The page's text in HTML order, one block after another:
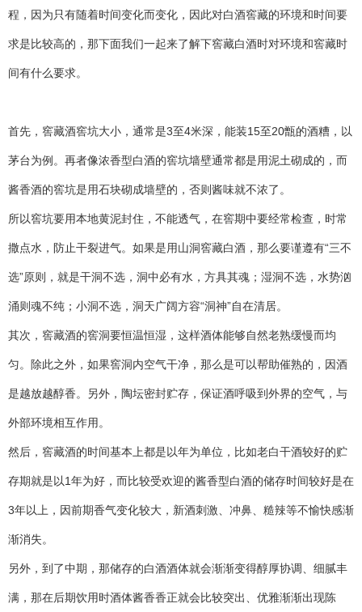
程，因为只有随着时间变化而变化，因此对白酒窖藏的环境和时间要
求是比较高的，那下面我们一起来了解下窖藏白酒时对环境和窖藏时
间有什么要求。
首先，窖藏酒窖坑大小，通常是3至4米深，能装15至20甑的酒糟，以
茅台为例。再者像浓香型白酒的窖坑墙壁通常都是用泥土砌成的，而
酱香酒的窖坑是用石块砌成墙壁的，否则酱味就不浓了。
所以窖坑要用本地黄泥封住，不能透气，在窖期中要经常检查，时常
撒点水，防止干裂进气。如果是用山洞窖藏白酒，那么要谨遵有“三不
选”原则，就是干洞不选，洞中必有水，方具其魂；湿洞不选，水势汹
涌则魂不纯；小洞不选，洞天广阔方容“洞神”自在清居。
其次，窖藏酒的窖洞要恒温恒湿，这样酒体能够自然老熟缓慢而均
匀。除此之外，如果窖洞内空气干净，那么是可以帮助催熟的，因酒
是越放越醇香。另外，陶坛密封贮存，保证酒呼吸到外界的空气，与
外部环境相互作用。
然后，窖藏酒的时间基本上都是以年为单位，比如老白干酒较好的贮
存期就是以1年为好，而比较受欢迎的酱香型白酒的储存时间较好是在
3年以上，因前期香气变化较大，新酒刺激、冲鼻、糙辣等不愉快感渐
渐消失。
另外，到了中期，那储存的白酒酒体就会渐渐变得醇厚协调、细腻丰
满，那在后期饮用时酒体酱香香正就会比较突出、优雅渐渐出现陈